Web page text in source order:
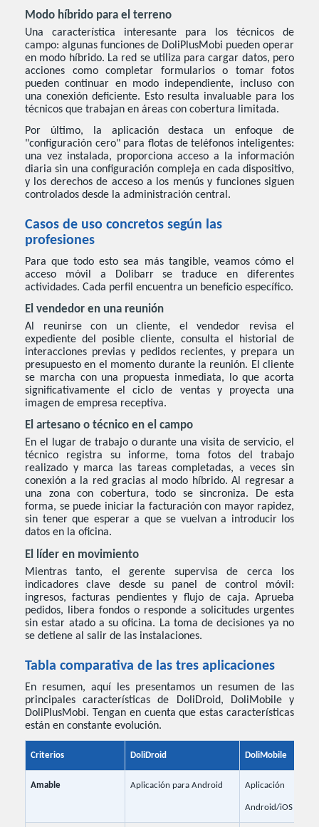
Modo híbrido para el terreno
Una característica interesante para los técnicos de
campo: algunas funciones de DoliPlusMobi pueden operar
en modo híbrido. La red se utiliza para cargar datos, pero
acciones como completar formularios o tomar fotos
pueden continuar en modo independiente, incluso con
una conexión deficiente. Esto resulta invaluable para los
técnicos que trabajan en áreas con cobertura limitada.
Por último, la aplicación destaca un enfoque de
"configuración cero" para flotas de teléfonos inteligentes:
una vez instalada, proporciona acceso a la información
diaria sin una configuración compleja en cada dispositivo,
y los derechos de acceso a los menús y funciones siguen
controlados desde la administración central.
Casos de uso concretos según las
profesiones
Para que todo esto sea más tangible, veamos cómo el
acceso móvil a Dolibarr se traduce en diferentes
actividades. Cada perfil encuentra un beneficio específico.
El vendedor en una reunión
Al reunirse con un cliente, el vendedor revisa el
expediente del posible cliente, consulta el historial de
interacciones previas y pedidos recientes, y prepara un
presupuesto en el momento durante la reunión. El cliente
se marcha con una propuesta inmediata, lo que acorta
significativamente el ciclo de ventas y proyecta una
imagen de empresa receptiva.
El artesano o técnico en el campo
En el lugar de trabajo o durante una visita de servicio, el
técnico registra su informe, toma fotos del trabajo
realizado y marca las tareas completadas, a veces sin
conexión a la red gracias al modo híbrido. Al regresar a
una zona con cobertura, todo se sincroniza. De esta
forma, se puede iniciar la facturación con mayor rapidez,
sin tener que esperar a que se vuelvan a introducir los
datos en la oficina.
El líder en movimiento
Mientras tanto, el gerente supervisa de cerca los
indicadores clave desde su panel de control móvil:
ingresos, facturas pendientes y flujo de caja. Aprueba
pedidos, libera fondos o responde a solicitudes urgentes
sin estar atado a su oficina. La toma de decisiones ya no
se detiene al salir de las instalaciones.
Tabla comparativa de las tres aplicaciones
En resumen, aquí les presentamos un resumen de las
principales características de DoliDroid, DoliMobile y
DoliPlusMobi. Tengan en cuenta que estas características
están en constante evolución.
Criterios DoliDroid DoliMobile
Amable Aplicación para Android Aplicación
Android/iOS